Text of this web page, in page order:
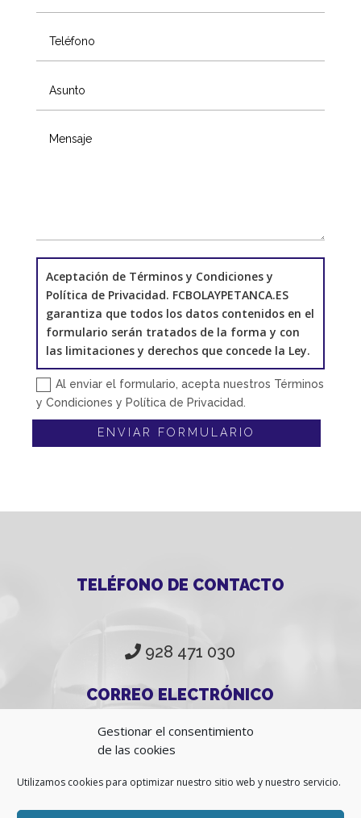
Gestionar el consentimiento
de las cookies
Utilizamos cookies para optimizar nuestro sitio web y nuestro servicio.
Aceptación de Términos y Condiciones y
Política de Privacidad. FCBOLAYPETANCA.ES
garantiza que todos los datos contenidos en el
formulario serán tratados de la forma y con
las limitaciones y derechos que concede la Ley.
Al enviar el formulario, acepta nuestros Términos
y Condiciones y Política de Privacidad.
ENVIAR FORMULARIO
TELÉFONO DE CONTACTO
928 471 030
CORREO ELECTRÓNICO